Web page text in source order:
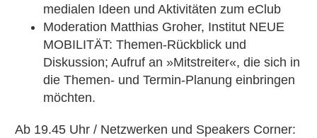
medialen Ideen und Aktivitäten zum eClub
Moderation Matthias Groher, Institut NEUE
MOBILITÄT: Themen-Rückblick und
Diskussion; Aufruf an »Mitstreiter«, die sich in
die Themen- und Termin-Planung einbringen
möchten.
Ab 19.45 Uhr / Netzwerken und Speakers Corner: